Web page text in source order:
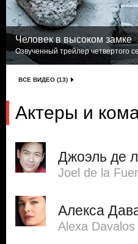
Человек в высоком замке
Озвученный трейлер четвертого
ВСЕ ВИДЕО (13)
Актеры и
Джоэль де
Joel de la
Алекса
Alexa Davalos